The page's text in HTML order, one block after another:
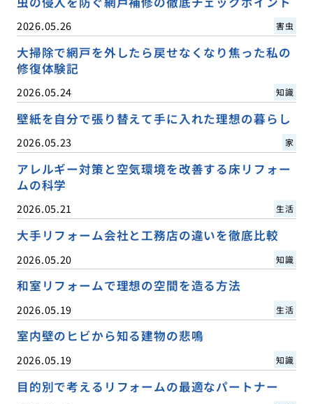
2026.05.26 害虫
大掃除で網戸を外したら戻せなくなり焦った私の
修復体験記
2026.05.24 知識
壁紙を自分で張り替えて手に入れた理想の暮らし
2026.05.23 家
アレルギー対策と空気環境を改善する床リフォー
ムの科学
2026.05.21 生活
大手リフォーム会社と工務店の違いを徹底比較
2026.05.20 知識
和室リフォームで理想の空間を造る方法
2026.05.19 生活
室内壁のヒビから知る建物の悲鳴
2026.05.19 知識
目的別で考えるリフォームの最適なパートナー